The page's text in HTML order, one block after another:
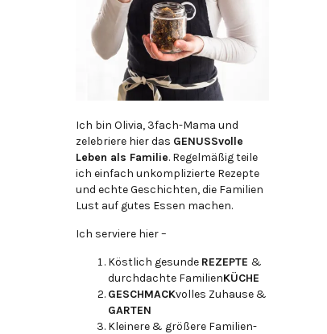
Ich bin Olivia, 3fach-Mama und
zelebriere hier das GENUSSvolle
Leben als Familie. Regelmäßig teile
ich einfach unkomplizierte Rezepte
und echte Geschichten, die Familien
Lust auf gutes Essen machen.
Ich serviere hier –
Köstlich gesunde REZEPTE &
durchdachte FamilienKÜCHE
GESCHMACKvolles Zuhause &
GARTEN
Kleinere & größere Familien-